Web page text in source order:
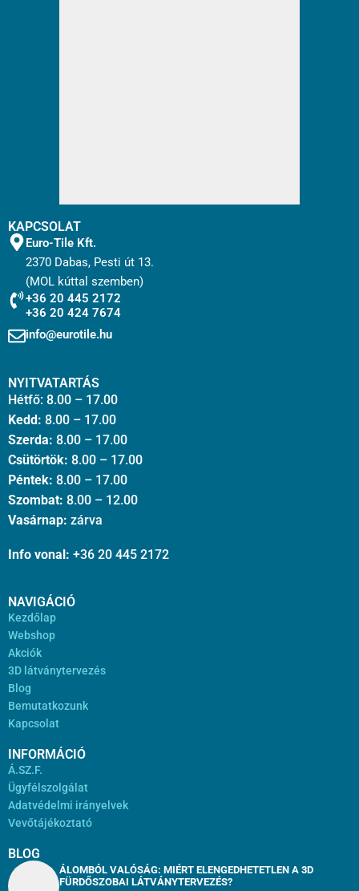
KAPCSOLAT
Euro-Tile Kft.
2370 Dabas, Pesti út 13.
(MOL kúttal szemben)
+36 20 445 2172
+36 20 424 7674
info@eurotile.hu
NYITVATARTÁS
Hétfő: 8.00 – 17.00
Kedd: 8.00 – 17.00
Szerda: 8.00 – 17.00
Csütörtök: 8.00 – 17.00
Péntek: 8.00 – 17.00
Szombat: 8.00 – 12.00
Vasárnap: zárva
Info vonal: +36 20 445 2172
NAVIGÁCIÓ
Kezdőlap
Webshop
Akciók
3D látványtervezés
Blog
Bemutatkozunk
Kapcsolat
INFORMÁCIÓ
Á.SZ.F.
Ügyfélszolgálat
Adatvédelmi irányelvek
Vevőtájékoztató
BLOG
ÁLOMBÓL VALÓSÁG: MIÉRT ELENGEDHETETLEN A 3D
FÜRDŐSZOBAI LÁTVÁNYTERVEZÉS?